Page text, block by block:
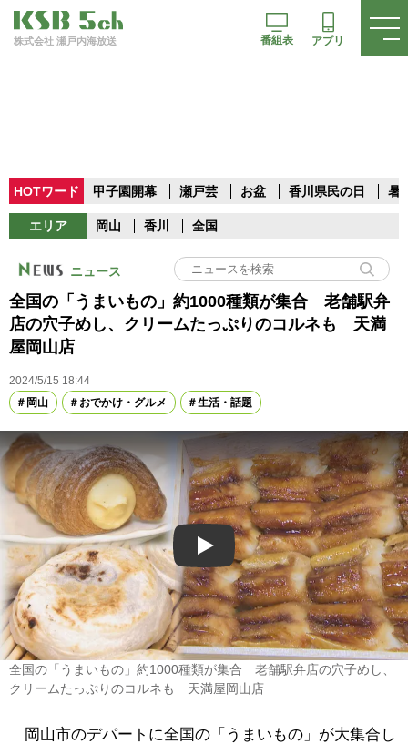
株式会社 瀬戸内海放送 番組表 アプリ
HOTワード 甲子園開幕 瀬戸芸 お盆 香川県民の日 暑
エリア 岡山 香川 全国
ニュース
全国の「うまいもの」約1000種類が集合 老舗駅弁
店の穴子めし、クリームたっぷりのコルネも 天満
屋岡山店
2024/5/15 18:44
岡山
おでかけ・グルメ 生活・話題
Play
全国の「うまいもの」約1000種類が集合 老舗駅弁店の穴子めし、
クリームたっぷりのコルネも 天満屋岡山店
岡山市のデパートに全国の「うまいもの」が大集合し